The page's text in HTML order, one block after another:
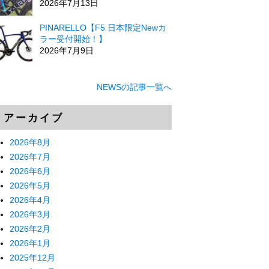
2026年7月13日
PINARELLO【F5 日本限定Newカ
ラー受付開始！】
2026年7月9日
NEWSの記事一覧へ
アーカイブ
2026年8月
2026年7月
2026年6月
2026年5月
2026年4月
2026年3月
2026年2月
2026年1月
2025年12月